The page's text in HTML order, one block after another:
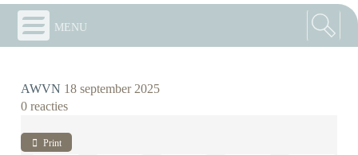
menu
AWVN 18 september 2025
0 reacties
Print